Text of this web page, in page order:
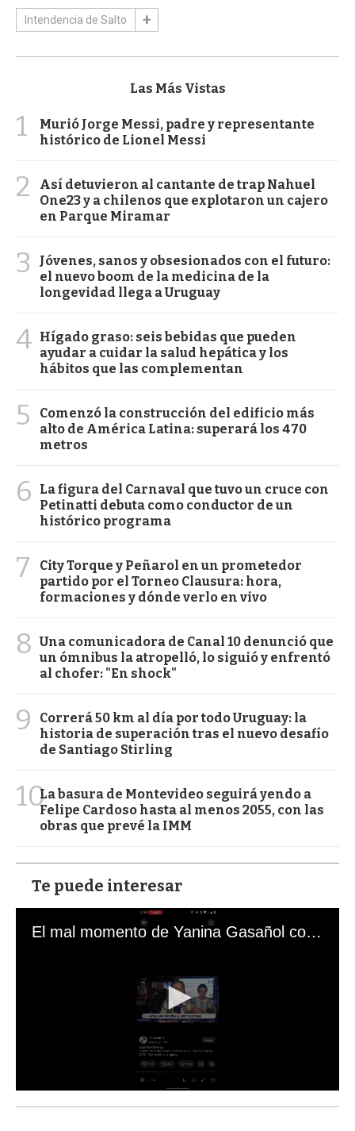
Intendencia de Salto
Las Más Vistas
1
Murió Jorge Messi, padre y representante
histórico de Lionel Messi
2
Así detuvieron al cantante de trap Nahuel
One23 y a chilenos que explotaron un cajero
en Parque Miramar
3
Jóvenes, sanos y obsesionados con el futuro:
el nuevo boom de la medicina de la
longevidad llega a Uruguay
4 Hígado graso: seis bebidas que pueden
ayudar a cuidar la salud hepática y los
hábitos que las complementan
5
Comenzó la construcción del edificio más
alto de América Latina: superará los 470
metros
6
La figura del Carnaval que tuvo un cruce con
Petinatti debuta como conductor de un
histórico programa
7
City Torque y Peñarol en un prometedor
partido por el Torneo Clausura: hora,
formaciones y dónde verlo en vivo
8 Una comunicadora de Canal 10 denunció que
un ómnibus la atropelló, lo siguió y enfrentó
al chofer: "En shock"
9
Correrá 50 km al día por todo Uruguay: la
historia de superación tras el nuevo desafío
de Santiago Stirling
10La basura de Montevideo seguirá yendo a
Felipe Cardoso hasta al menos 2055, con las
obras que prevé la IMM
Te puede interesar
El mal momento de Yanina Gasañol con un hincha argentino en "Subrayado"
s